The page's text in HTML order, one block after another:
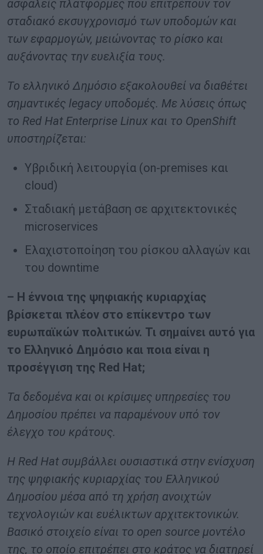
ασφαλείς πλατφόρμες που επιτρέπουν τον
σταδιακό εκσυγχρονισμό των υποδομών και
των εφαρμογών, μειώνοντας το ρίσκο και
αυξάνοντας την ευελιξία τους.
Το ελληνικό Δημόσιο εξακολουθεί να διαθέτει
σημαντικές legacy υποδομές. Με λύσεις όπως
το Red Hat Enterprise Linux και το OpenShift
υποστηρίζεται:
Υβριδική λειτουργία (on-premises και
cloud)
Σταδιακή μετάβαση σε αρχιτεκτονικές
microservices
Ελαχιστοποίηση του ρίσκου αλλαγών και
του downtime
– Η έννοια της ψηφιακής κυριαρχίας
βρίσκεται πλέον στο επίκεντρο των
ευρωπαϊκών πολιτικών. Τι σημαίνει αυτό για
το Ελληνικό Δημόσιο και ποια είναι η
προσέγγιση της Red Hat;
Τα δεδομένα και οι κρίσιμες υπηρεσίες του
Δημοσίου πρέπει να παραμένουν υπό τον
έλεγχο του κράτους.
Η Red Hat συμβάλλει ουσιαστικά στην ενίσχυση
της ψηφιακής κυριαρχίας του Ελληνικού
Δημοσίου μέσα από τη χρήση ανοιχτών
τεχνολογιών και ευέλικτων αρχιτεκτονικών.
Βασικό στοιχείο είναι το open source μοντέλο
της, το οποίο επιτρέπει στο κράτος να διατηρεί